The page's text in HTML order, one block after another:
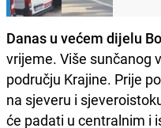
Danas u većem dijelu
vrijeme. Više sunčanog
području Krajine. Prije
na sjeveru i
će padati u centralnim i